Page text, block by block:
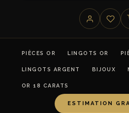
PIÈCES OR LINGOTS OR
LINGOTS ARGENT BIJOUX
OR 18 CARATS
ESTIMATION